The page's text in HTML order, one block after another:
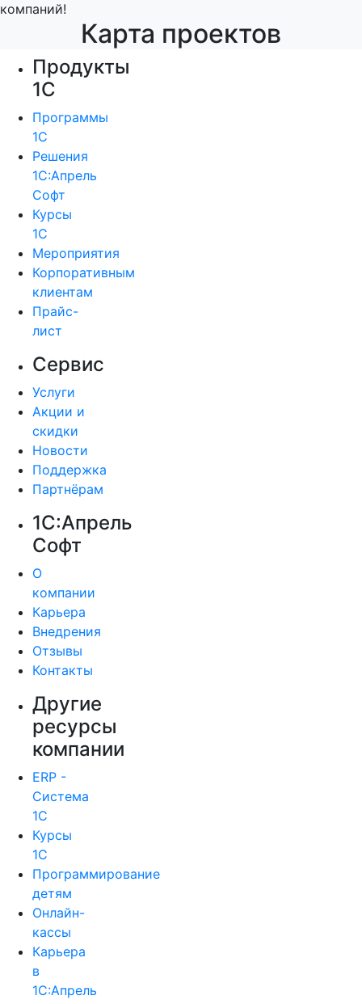
компаний!
Карта проектов
Продукты
1С
Программы
1С
Решения
1С:Апрель
Софт
Курсы
1С
Мероприятия
Корпоративным
клиентам
Прайс-
лист
Сервис
Услуги
Акции и
скидки
Новости
Поддержка
Партнёрам
1С:Апрель
Софт
О
компании
Карьера
Внедрения
Отзывы
Контакты
Другие
ресурсы
компании
ERP -
Система
1С
Курсы
1С
Программирование
детям
Онлайн-
кассы
Карьера
в
1С:Апрель